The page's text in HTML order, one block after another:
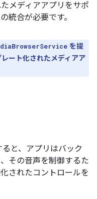
メディアアプリをサポ
統合が必要です。
を提
ート化されたメディアア
と、アプリはバック
その音声を制御するた
されたコントロールを